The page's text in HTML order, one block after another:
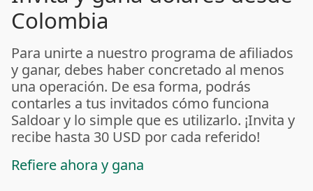
Colombia
Para unirte a nuestro programa de afiliados
y ganar, debes haber concretado al menos
una operación. De esa forma, podrás
contarles a tus invitados cómo funciona
Saldoar y lo simple que es utilizarlo. ¡Invita y
recibe hasta 30 USD por cada referido!
Refiere ahora y gana